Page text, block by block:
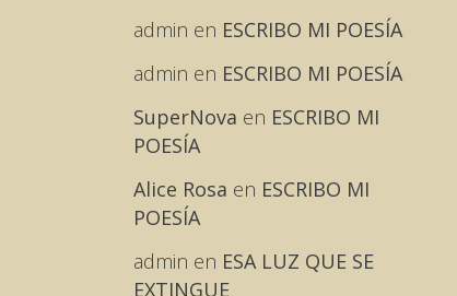
admin en ESCRIBO MI POESÍA
admin en ESCRIBO MI POESÍA
SuperNova en ESCRIBO MI
POESÍA
Alice Rosa en ESCRIBO MI
POESÍA
admin en ESA LUZ QUE SE
EXTINGUE